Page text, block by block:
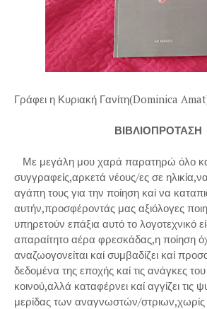
Γράφει η Κυριακή Γανίτη(Dominica
ΒΙΒΛΙΟΠΡΟΤΑΣΗ
Με μεγάλη μου χαρά παρατηρώ όλο
συγγραφείς,αρκετά νέους/ες σε
αγάπη τους για την ποίηση καί να
αυτήν,προσφέροντάς μας αξιόλογες
υπηρετούν επάξια αυτό το λογοτεχνικό
απαραίτητο αέρα φρεσκάδας,η ποίηση
αναζωογονείται καί συμβαδίζει καί
δεδομένα της εποχής καί τις ανάγκες
κοινού,αλλά καταφέρνει καί αγγίζει τις
μερίδας των αναγνωστών/